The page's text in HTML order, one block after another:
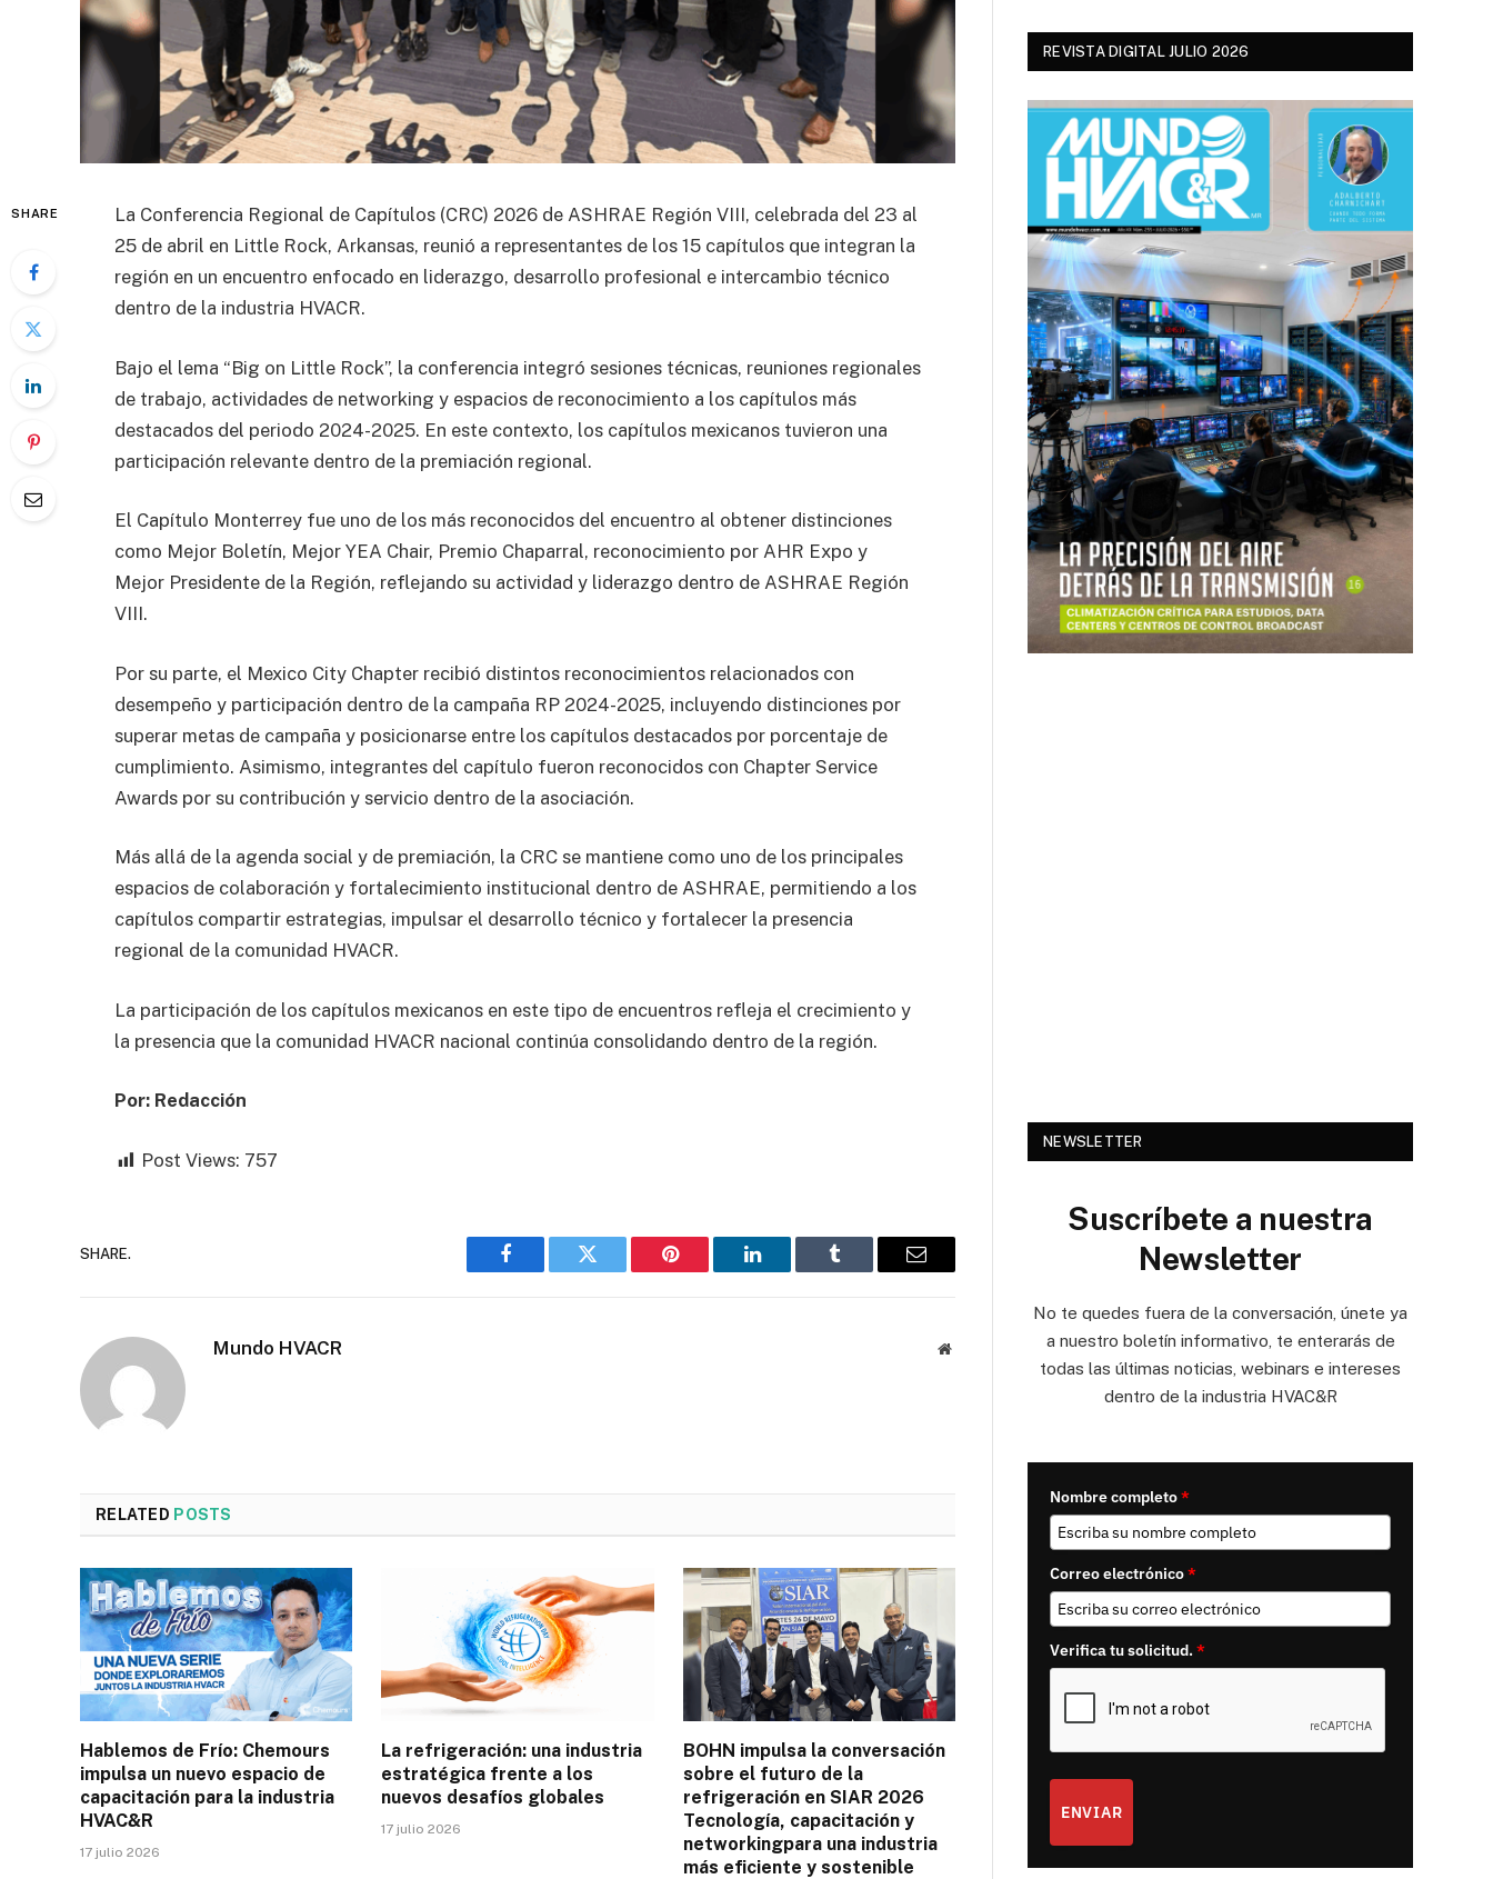
SHARE
La Conferencia Regional de Capítulos (CRC) 2026 de ASHRAE Región VIII, celebrada del 23 al
25 de abril en Little Rock, Arkansas, reunió a representantes de los 15 capítulos que integran la
región en un encuentro enfocado en liderazgo, desarrollo profesional e intercambio técnico
dentro de la industria HVACR.
Bajo el lema “Big on Little Rock”, la conferencia integró sesiones técnicas, reuniones regionales
de trabajo, actividades de networking y espacios de reconocimiento a los capítulos más
destacados del periodo 2024-2025. En este contexto, los capítulos mexicanos tuvieron una
participación relevante dentro de la premiación regional.
El Capítulo Monterrey fue uno de los más reconocidos del encuentro al obtener distinciones
como Mejor Boletín, Mejor YEA Chair, Premio Chaparral, reconocimiento por AHR Expo y
Mejor Presidente de la Región, reflejando su actividad y liderazgo dentro de ASHRAE Región
VIII.
Por su parte, el Mexico City Chapter recibió distintos reconocimientos relacionados con
desempeño y participación dentro de la campaña RP 2024-2025, incluyendo distinciones por
superar metas de campaña y posicionarse entre los capítulos destacados por porcentaje de
cumplimiento. Asimismo, integrantes del capítulo fueron reconocidos con Chapter Service
Awards por su contribución y servicio dentro de la asociación.
Más allá de la agenda social y de premiación, la CRC se mantiene como uno de los principales
espacios de colaboración y fortalecimiento institucional dentro de ASHRAE, permitiendo a los
capítulos compartir estrategias, impulsar el desarrollo técnico y fortalecer la presencia
regional de la comunidad HVACR.
La participación de los capítulos mexicanos en este tipo de encuentros refleja el crecimiento y
la presencia que la comunidad HVACR nacional continúa consolidando dentro de la región.
Por: Redacción
Post Views: 757
SHARE.
Facebook Twitter Pinterest LinkedIn Tumblr Email
Mundo HVACR Website
RELATED POSTS
Hablemos de Frío: Chemours
impulsa un nuevo espacio de
capacitación para la industria
HVAC&R
17 julio 2026
La refrigeración: una industria
estratégica frente a los
nuevos desafíos globales
17 julio 2026
BOHN impulsa la conversación
sobre el futuro de la
refrigeración en SIAR 2026
Tecnología, capacitación y
networkingpara una industria
más eficiente y sostenible
REVISTA DIGITAL JULIO 2026
NEWSLETTER
Suscríbete a nuestra
Newsletter
No te quedes fuera de la conversación, únete ya
a nuestro boletín informativo, te enterarás de
todas las últimas noticias, webinars e intereses
dentro de la industria HVAC&R
Nombre completo*
Correo electrónico*
Verifica tu solicitud.*
ENVIAR